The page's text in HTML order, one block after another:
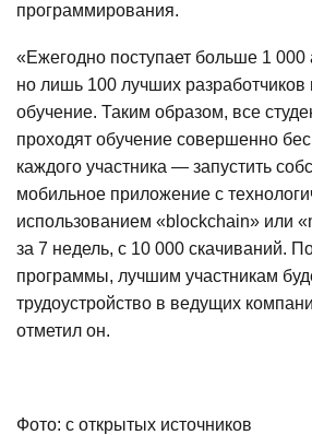
программирования.
«Ежегодно поступает больше 1 000
но лишь 100 лучших разработчиков
обучение. Таким образом, все
проходят обучение совершенно
каждого участника — запустить
мобильное приложение с
использованием «blockchain» или
за 7 недель, с 10 000 скачиваний.
программы, лучшим участникам
трудоустройство в ведущих
отметил он.
Фото: с открытых источников